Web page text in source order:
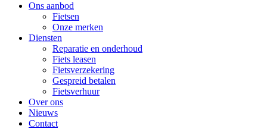
Ons aanbod
Fietsen
Onze merken
Diensten
Reparatie en onderhoud
Fiets leasen
Fietsverzekering
Gespreid betalen
Fietsverhuur
Over ons
Nieuws
Contact